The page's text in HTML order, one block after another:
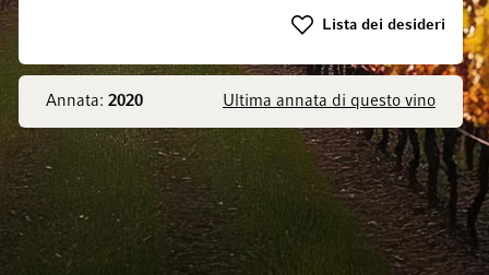
Annata: 2020 Ultima annata di questo vino
Lista dei desideri